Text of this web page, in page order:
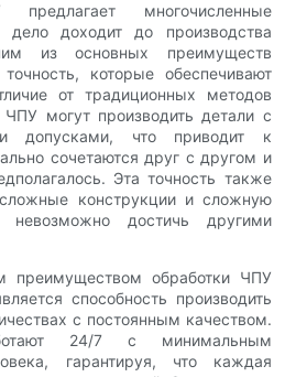
многочисленные
дело доходит до производства
из основных преимуществ
которые обеспечивают
от традиционных методов
могут производить детали с
допусками, что приводит к
сочетаются друг с другом и
Эта точность также
сложные конструкции и сложную
невозможно достичь другими
обработки ЧПУ
способность производить
с постоянным качеством.
24/7 с минимальным
гарантируя, что каждая